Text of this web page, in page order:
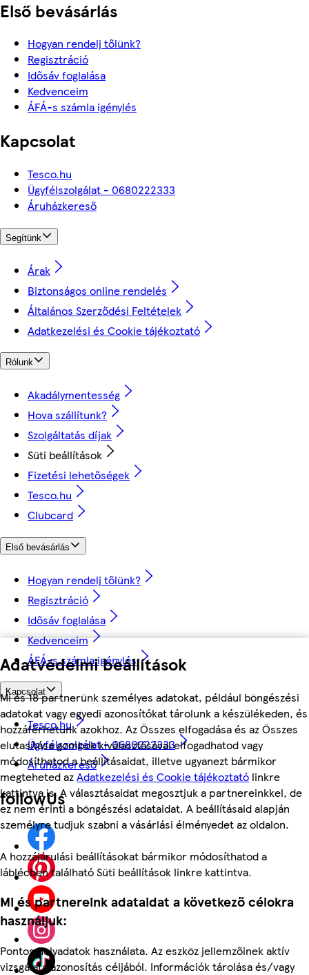
Adatvédelmi beállítások
Mi és 18 partnerünk személyes adatokat, például böngészési
adatokat vagy egyedi azonosítókat tárolunk a készülékeden, és
hozzáférhetünk azokhoz. Az Összes elfogadása és az Összes
elutasítása gombok kiválasztásával elfogadhatod vagy
módosíthatod a beállításaidat, illetve ugyanezt bármikor
megteheted azAdatkezelési és Cookie tájékoztató linkre
kattintva is. A választásaidat megosztjuk a partnereinkkel, de
ez nem érinti a böngészési adataidat. A beállításaid alapján
személyre tudjuk szabni a vásárlási élményedet az oldalon.
A hozzájárulási beállításokat bármikor módosíthatod a
láblécben található Süti beállítások linkre kattintva.
Mi és partnereink adataidat a következő célokra
használjuk:
Pontos helyadatok használata. Az eszköz jellemzőinek aktív
vizsgálata azonosítás céljából. Információk tárolása és/vagy
Első bevásárlás
Hogyan rendelj tőlünk?
Regisztráció
Idősáv foglalása
Kedvenceim
ÁFÁ-s számla igénylés
Kapcsolat
Tesco.hu
Ügyfélszolgálat - 0680222333
Áruházkereső
Segítünk
Árak
Biztonságos online rendelés
Általános Szerződési Feltételek
Adatkezelési és Cookie tájékoztató
Rólunk
Akadálymentesség
Hova szállítunk?
Szolgáltatás díjak
Süti beállítások
Fizetési lehetőségek
Tesco.hu
Clubcard
Első bevásárlás
Hogyan rendelj tőlünk?
Regisztráció
Idősáv foglalása
Kedvenceim
ÁFÁ-s számla igénylés
Kapcsolat
Tesco.hu
Ügyfélszolgálat - 0680222333
Áruházkereső
followUs